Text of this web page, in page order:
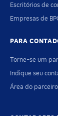
Escritórios de
Empresas de
PARA
Torne-se um
Indique seu
Área do parceiro